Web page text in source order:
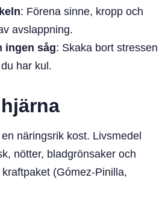
: Förena sinne, kropp och
avslappning.
ingen såg: Skaka bort stressen
har kul.
näringsrik kost. Livsmedel
nötter, bladgrönsaker och
(Gómez-Pinilla,